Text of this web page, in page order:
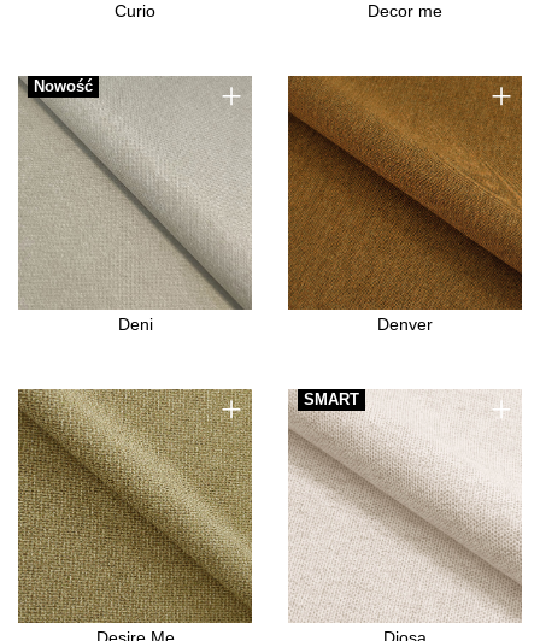
Curio Decor me
+
Nowość
Deni
+
Denver
+ +
SMART